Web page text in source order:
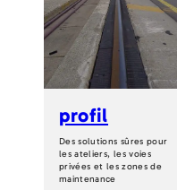
profil
Des solutions sûres pour
les ateliers, les voies
privées et les zones de
maintenance